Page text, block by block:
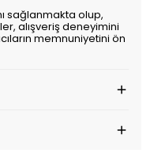
sağlanmakta olup,
alışveriş deneyimini
memnuniyetini ön